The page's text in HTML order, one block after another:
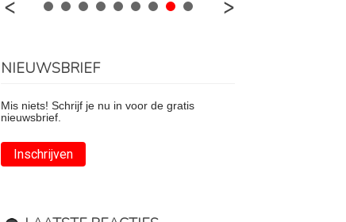
NIEUWSBRIEF
Mis niets! Schrijf je nu in voor de gratis
nieuwsbrief.
Inschrijven